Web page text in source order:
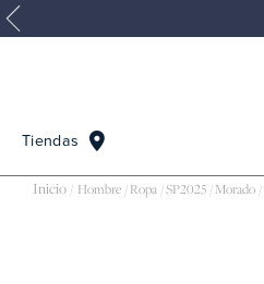
Tiendas
Hombre Ropa SP2025 Morado